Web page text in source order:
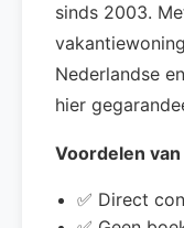
sinds 2003.
Nederlandse
hier
Voordelen
✅ Direct